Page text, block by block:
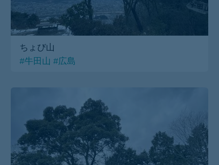
ちょび山
#牛田山 #広島